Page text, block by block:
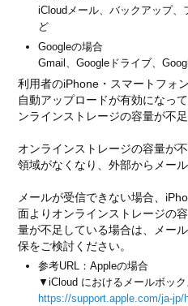
iCloudメール、バックアップ
ど
Googleの場合
Gmail、Googleドライブ、
利用者のiPhone・スマートフォ
自動アップロードが有効になっ
ンラインストレージの容量が不
オンラインストレージの容量が
領域がなくなり、外部からメー
メールが受信できない場合、
面よりオンラインストレージの
量が不足している場合は、メー
保をご検討ください。
参考URL：Appleの場合
▼iCloud におけるメールボッ
https://support.apple.com/ja-jp/